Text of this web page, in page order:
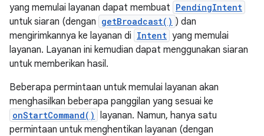
yang memulai layanan dapat membuat PendingIntent
untuk siaran (dengan getBroadcast() ) dan
mengirimkannya ke layanan di Intent yang memulai
layanan. Layanan ini kemudian dapat menggunakan siaran
untuk memberikan hasil.
Beberapa permintaan untuk memulai layanan akan
menghasilkan beberapa panggilan yang sesuai ke
onStartCommand() layanan. Namun, hanya satu
permintaan untuk menghentikan layanan (dengan